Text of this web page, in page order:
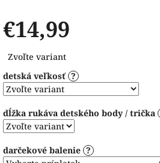
€14,99
cena:
Zvoľte variant
detská veľkosť ?
dĺžka rukáva detského body / trička
darčekové balenie ?